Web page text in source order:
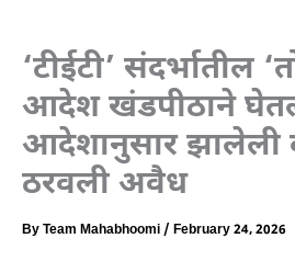
‘टीईटी’ संदर्भातील
आदेश खंडपीठाने
आदेशानुसार झालेली
ठरवली अवैध
ByTeam Mahabhoomi/ February 24, 2026